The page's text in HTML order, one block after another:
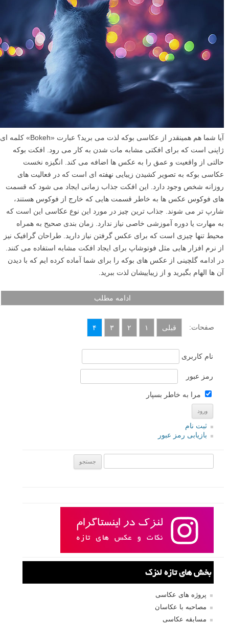
آیا شما هم همینقدر از عکاسی بوکه لذت می برید؟ عبارت «Bokeh» کلمه ای
ژاپنی است که برای افکتی مشابه مات شدن به کار می رود. افکت بوکه
حالتی از واقعیت و عمق را به عکس ها اضافه می کند. انگیزه نخست
عکاسی بوکه به تصویر کشیدن زیبایی نهفته ای است که در فعالیت های
روزانه شخص وجود دارد. این افکت جذاب زمانی ایجاد می شود که قسمت
های فوکوس عکس ها به خاطر قسمت هایی که خارج از فوکوس هستند،
شارپ تر می شوند. جذاب ترین چیز در مورد این نوع عکاسی این است که
به مهارت یا دوره آموزشی خاصی نیاز ندارد. زمان بندی صحیح به همراه
محیط تنها چیزی است که برای عکس گرفتن نیاز دارید. طراحان گرافیک نیز
از نرم افزار هایی مثل فوتوشاپ برای ایجاد افکت مشابه استفاده می کنند.
در ادامه گلچینی از عکس های بوکه را برای شما آماده کرده ایم که با دیدن
آن ها الهام بگیرید و از زیباییشان لذت ببرید.
ادامه مطلب
صفحات: قبلی ۱ ۲ ۳ ۴
نام کاربری
رمز عبور
مرا به خاطر بسپار
ثبت نام
بازیابی رمز عبور
بخش های تازه لنزک
پروژه های عکاسی
مصاحبه با عکاسان
مسابقه عکاسی